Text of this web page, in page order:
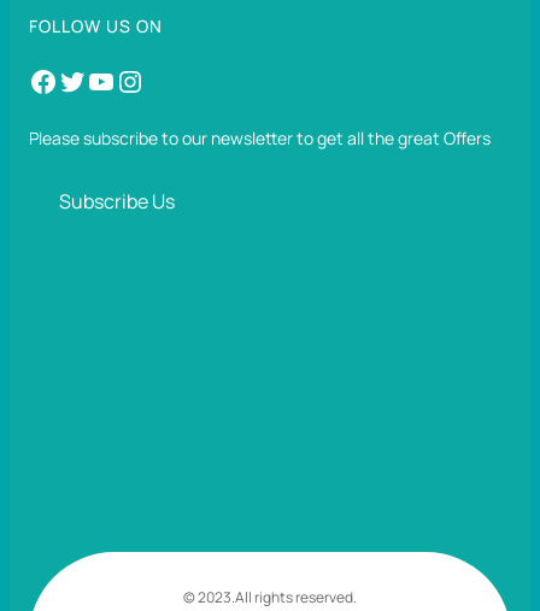
FOLLOW US ON
Facebook Twitter YouTube Instagram
Please subscribe to our newsletter to get all the great Offers
Subscribe Us
© 2023.All rights reserved.